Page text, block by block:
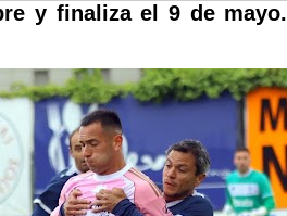
y finaliza el 9 de